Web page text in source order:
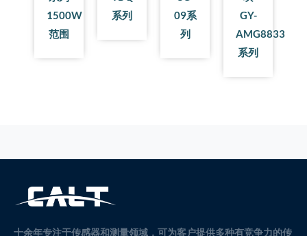
1500W
范围
系列
09系
列
GY-
AMG8833
系列
十余年专注于传感器和测量领域，可为客户提供多种有竞争力的传